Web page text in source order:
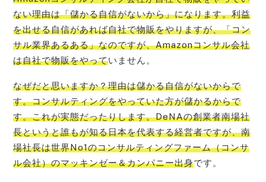
ない理由は「儲かる自信がないから」になります。利益
を出せる自信があれば自社で物販をやりますが、「コン
サル業界あるある」なのですが、Amazonコンサル会社
は自社で物販をやっていません。
なぜだと思いますか？理由は儲かる自信がないからで
す。コンサルティングをやっていた方が儲かるからで
す。これが実態だったりします。DeNAの創業者南場社
長というと誰もが知る日本を代表する経営者ですが、南
場社長は世界No1のコンサルティングファーム（コンサ
ル会社）のマッキンゼー＆カンパニー出身です。